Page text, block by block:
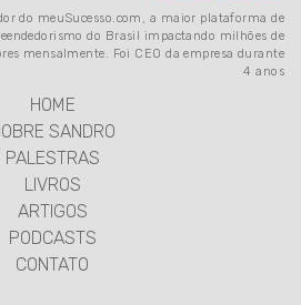
do meuSucesso.com, a maior plataforma de
do Brasil impactando milhões de
mensalmente. Foi CEO da empresa durante
4 anos
HOME
SANDRO
PALESTRAS
LIVROS
ARTIGOS
PODCASTS
CONTATO